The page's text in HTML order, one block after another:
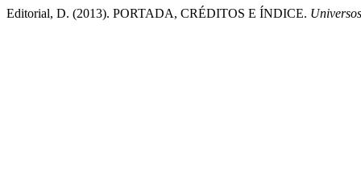
Editorial, D. (2013). PORTADA, CRÉDITOS E ÍNDICE.